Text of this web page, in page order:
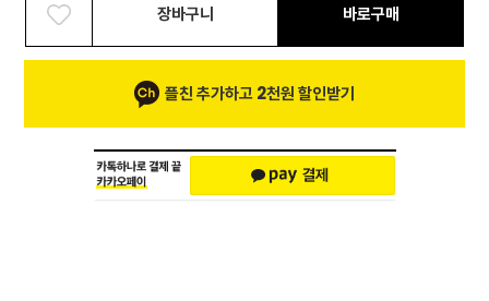
장바구니 바로구매
플친 추가하고 2천원 할인받기